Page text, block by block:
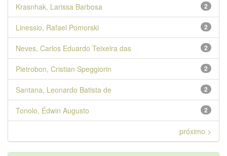
2
Krasnhak, Larissa Barbosa
2
Linessio, Rafael Pomorski
2
Neves, Carlos Eduardo Teixeira das
2
Pietrobon, Cristian Speggiorin
2
Santana, Leonardo Batista de
2
Tonolo, Édwin Augusto
próximo >